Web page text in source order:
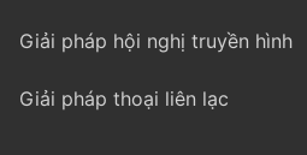
Giải pháp hội nghị truyền hình
Giải pháp thoại liên lạc